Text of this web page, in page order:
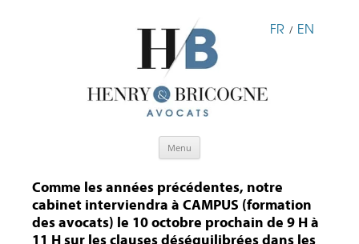
FR / EN
Menu
Comme les années précédentes, notre
cabinet interviendra à CAMPUS (formation
des avocats) le 10 octobre prochain de 9 H à
11 H sur les clauses déséquilibrées dans les